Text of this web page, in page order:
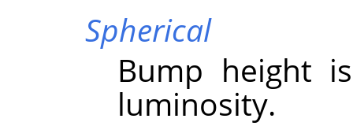
Spherical
Bump height
luminosity.